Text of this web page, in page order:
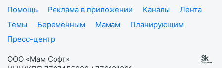
Помощь
Реклама в приложении Каналы
Лента
Темы
Беременным Мамам
Планирующим
Пресс-центр
ООО «Мам Софт»